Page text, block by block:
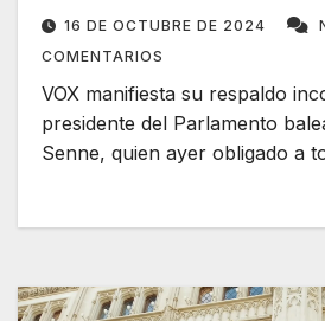
16 DE OCTUBRE DE 2024
COMENTARIOS
VOX manifiesta su respaldo
presidente del Parlamento
Senne, quien ayer obligado a